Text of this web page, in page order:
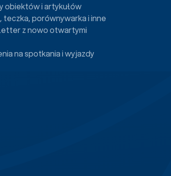
obiektów i artykułów
porównywarka i inne
z nowo otwartymi
na spotkania i wyjazdy